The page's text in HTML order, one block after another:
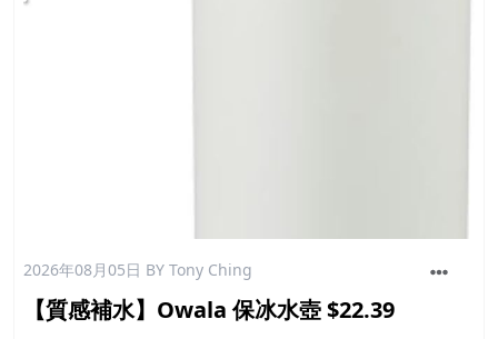
2026年08月05日 BY Tony Ching
【質感補水】Owala 保冰水壺 $22.39